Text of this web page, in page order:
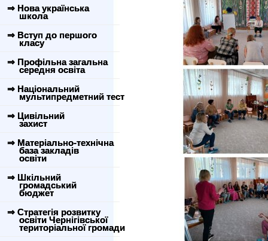
⇒ Нова українська
школа
⇒ Вступ до першого
класу
⇒ Профільна загальна
середня освіта
⇒ Національний
мультипредметний тест
⇒ Цивільний
захист
⇒ Матеріально-технічна
база закладів
освіти
⇒ Шкільний
громадський
бюджет
⇒ Стратегія розвитку
освіти Чернігівської
територіальної громади